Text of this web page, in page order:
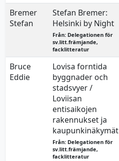
Bremer
Stefan
Stefan Bremer:
Helsinki by Night
Från: Delegationen för
sv.litt.främjande,
facklitteratur
Bruce
Eddie
Lovisa forntida
byggnader och
stadsvyer /
Loviisan
entisaikojen
rakennukset ja
kaupunkinäkymät
Från: Delegationen för
sv.litt.främjande,
facklitteratur